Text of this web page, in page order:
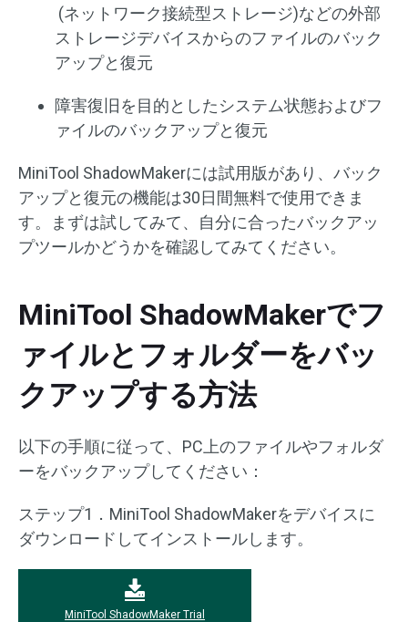
(ネットワーク接続型ストレージ)などの外部
ストレージデバイスからのファイルのバック
アップと復元
障害復旧を目的としたシステム状態およびフ
ァイルのバックアップと復元
MiniTool ShadowMakerには試用版があり、バック
アップと復元の機能は30日間無料で使用できま
す。まずは試してみて、自分に合ったバックアッ
プツールかどうかを確認してみてください。
MiniTool ShadowMakerでフ
ァイルとフォルダーをバッ
クアップする方法
以下の手順に従って、PC上のファイルやフォルダ
ーをバックアップしてください：
ステップ1．MiniTool ShadowMakerをデバイスに
ダウンロードしてインストールします。
MiniTool ShadowMaker Trial